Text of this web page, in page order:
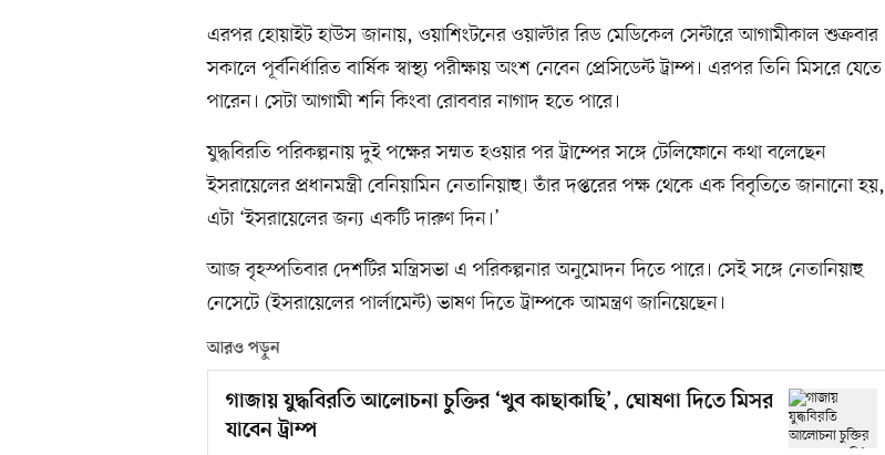
এরপর হোয়াইট হাউস জানায়, ওয়াশিংটনের ওয়াল্টার রিড মেডিকেল সেন্টারে আগামীকাল শুক্রবার
সকালে পূর্বনির্ধারিত বার্ষিক স্বাস্থ্য পরীক্ষায় অংশ নেবেন প্রেসিডেন্ট ট্রাম্প। এরপর তিনি মিসরে যেতে
পারেন। সেটা আগামী শনি কিংবা রোববার নাগাদ হতে পারে।
যুদ্ধবিরতি পরিকল্পনায় দুই পক্ষের সম্মত হওয়ার পর ট্রাম্পের সঙ্গে টেলিফোনে কথা বলেছেন
ইসরায়েলের প্রধানমন্ত্রী বেনিয়ামিন নেতানিয়াহু। তাঁর দপ্তরের পক্ষ থেকে এক বিবৃতিতে জানানো হয়,
এটা ‘ইসরায়েলের জন্য একটি দারুণ দিন।’
আজ বৃহস্পতিবার দেশটির মন্ত্রিসভা এ পরিকল্পনার অনুমোদন দিতে পারে। সেই সঙ্গে নেতানিয়াহু
নেসেটে (ইসরায়েলের পার্লামেন্ট) ভাষণ দিতে ট্রাম্পকে আমন্ত্রণ জানিয়েছেন।
আরও পড়ুন
গাজায় যুদ্ধবিরতি আলোচনা চুক্তির ‘খুব কাছাকাছি’, ঘোষণা দিতে মিসর
যাবেন ট্রাম্প